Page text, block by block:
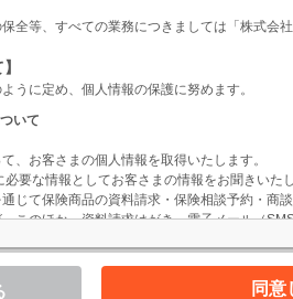
全等、すべての業務につきましては「株式会
うに定め、個人情報の保護に努めます。
いて
、お客さまの個人情報を取得いたします。
要な情報としてお客さまの情報をお聞きいたし
じて保険商品の資料請求・保険相談予約・商
このほか、資料請求はがき、電子メール（
は下表のとおりです。ここに記載された目的
同意